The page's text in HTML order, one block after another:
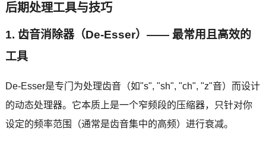
后期处理工具与技巧
1. 齿音消除器（De-Esser）—— 最常用且高效的
工具
De-Esser是专门为处理齿音（如"s", "sh", "ch", "z"音）而设计
的动态处理器。它本质上是一个窄频段的压缩器，只针对你
设定的频率范围（通常是齿音集中的高频）进行衰减。